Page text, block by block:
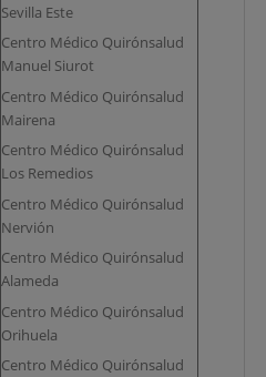
Sevilla Este
Centro Médico Quirónsalud
Manuel Siurot
Centro Médico Quirónsalud
Mairena
Centro Médico Quirónsalud
Los Remedios
Centro Médico Quirónsalud
Nervión
Centro Médico Quirónsalud
Alameda
Centro Médico Quirónsalud
Orihuela
Centro Médico Quirónsalud